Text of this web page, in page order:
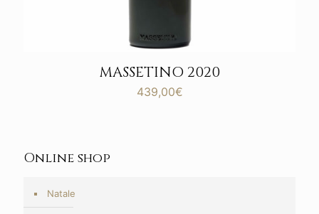
MASSETINO 2020
439,00€
Online shop
Natale